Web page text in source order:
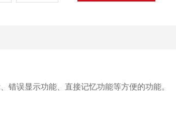
错误显示功能、直接记忆功能等方便的功能。